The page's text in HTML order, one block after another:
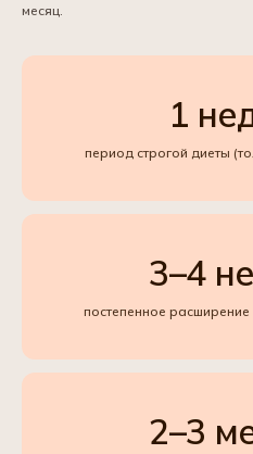
месяц.
1
период строгой диеты
3–4
постепенное
2–3